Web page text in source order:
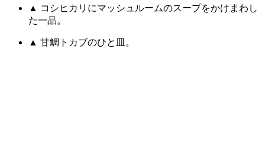
▲ コシヒカリにマッシュルームのスープをかけまわし
た一品。
▲ 甘鯛トカブのひと皿。